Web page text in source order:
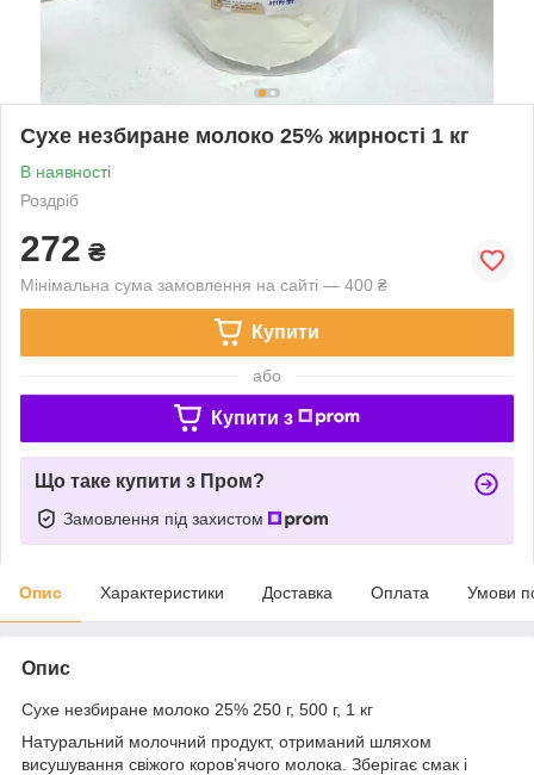
Сухе незбиране молоко 25% жирності 1 кг
В наявності
Роздріб
272 ₴
Мінімальна сума замовлення на сайті — 400 ₴
Купити
або
Купити з
Що таке купити з Пром?
Замовлення під захистом
Опис Характеристики Доставка Оплата Умови
Опис
Сухе незбиране молоко 25% 250 г, 500 г, 1 кг
Натуральний молочний продукт, отриманий шляхом
висушування свіжого коров’ячого молока. Зберігає смак і